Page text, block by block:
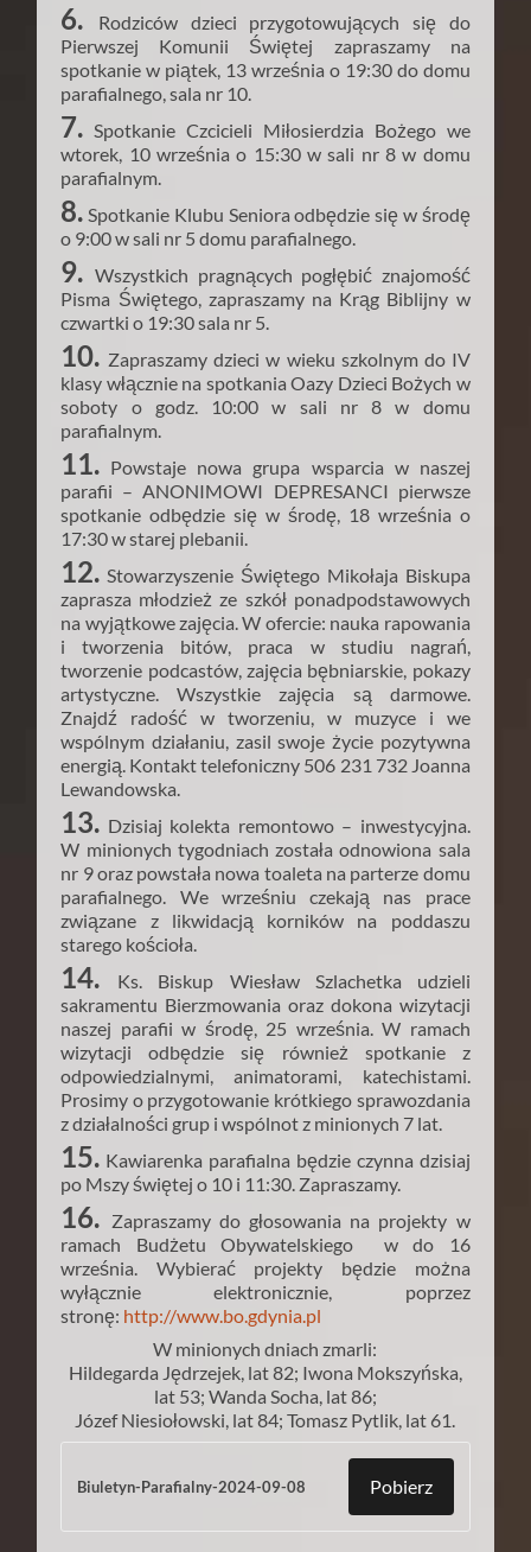
6.
Rodziców dzieci przygotowujących się do
Pierwszej Komunii Świętej zapraszamy na
spotkanie w piątek, 13 września o 19:30 do domu
parafialnego, sala nr 10.
7. Spotkanie Czcicieli Miłosierdzia Bożego we
wtorek, 10 września o 15:30 w sali nr 8 w domu
parafialnym.
8. Spotkanie Klubu Seniora odbędzie się w środę
o 9:00 w sali nr 5 domu parafialnego.
9. Wszystkich pragnących pogłębić znajomość
Pisma Świętego, zapraszamy na Krąg Biblijny w
czwartki o 19:30 sala nr 5.
10. Zapraszamy dzieci w wieku szkolnym do IV
klasy włącznie na spotkania Oazy Dzieci Bożych w
soboty o godz. 10:00 w sali nr 8 w domu
parafialnym.
11. Powstaje nowa grupa wsparcia w naszej
parafii – ANONIMOWI DEPRESANCI pierwsze
spotkanie odbędzie się w środę, 18 września o
17:30 w starej plebanii.
12. Stowarzyszenie Świętego Mikołaja Biskupa
zaprasza młodzież ze szkół ponadpodstawowych
na wyjątkowe zajęcia. W ofercie: nauka rapowania
i tworzenia bitów, praca w studiu nagrań,
tworzenie podcastów, zajęcia bębniarskie, pokazy
artystyczne. Wszystkie zajęcia są darmowe.
Znajdź radość w tworzeniu, w muzyce i we
wspólnym działaniu, zasil swoje życie pozytywna
energią. Kontakt telefoniczny 506 231 732 Joanna
Lewandowska.
13. Dzisiaj kolekta remontowo – inwestycyjna.
W minionych tygodniach została odnowiona sala
nr 9 oraz powstała nowa toaleta na parterze domu
parafialnego. We wrześniu czekają nas prace
związane z likwidacją korników na poddaszu
starego kościoła.
14.
Ks. Biskup Wiesław Szlachetka udzieli
sakramentu Bierzmowania oraz dokona wizytacji
naszej parafii w środę, 25 września. W ramach
wizytacji odbędzie się również spotkanie z
odpowiedzialnymi, animatorami, katechistami.
Prosimy o przygotowanie krótkiego sprawozdania
z działalności grup i wspólnot z minionych 7 lat.
15. Kawiarenka parafialna będzie czynna dzisiaj
po Mszy świętej o 10 i 11:30. Zapraszamy.
16. Zapraszamy do głosowania na projekty w
ramach Budżetu Obywatelskiego w do 16
września. Wybierać projekty będzie można
wyłącznie elektronicznie, poprzez
stronę: http://www.bo.gdynia.pl
W minionych dniach zmarli:
Hildegarda Jędrzejek, lat 82; Iwona Mokszyńska,
lat 53; Wanda Socha, lat 86;
Józef Niesiołowski, lat 84; Tomasz Pytlik, lat 61.
Biuletyn-Parafialny-2024-09-08 Pobierz